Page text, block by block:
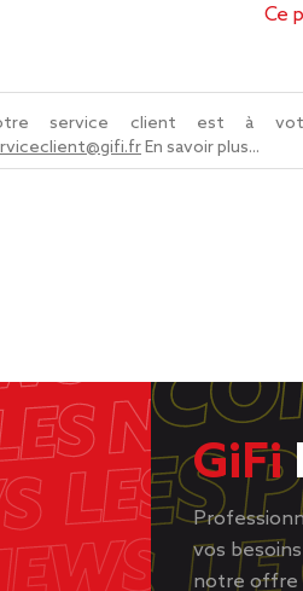
Ce
service client est à
En savoir plus...
GiFi
vos
notre offre